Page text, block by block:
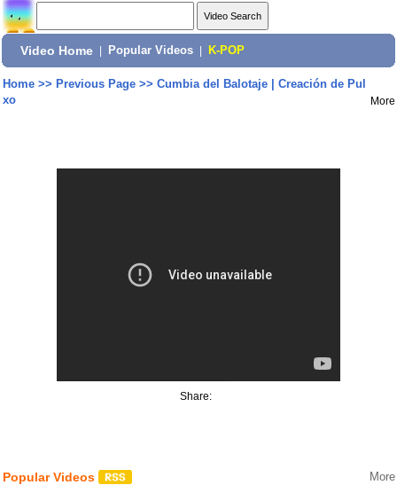
Video Home Popular Videos K-POP
Home>> Previous Page>> Cumbia del Balotaje | Creación de Pul
xo
More
Share:
Popular Videos More